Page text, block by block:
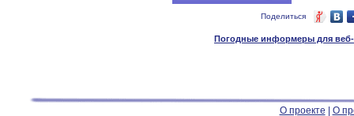
Поделиться
Погодные информеры для веб-
О проекте О